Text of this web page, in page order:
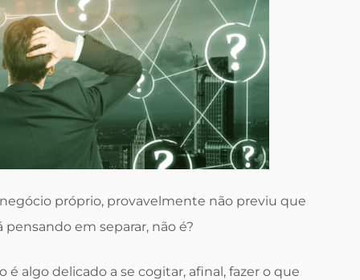
próprio, provavelmente não previu que
em separar, não é?
algo delicado a se cogitar, afinal, fazer o que